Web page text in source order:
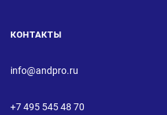
КОНТАКТЫ
info@andpro.ru
+7 495 545 48 70